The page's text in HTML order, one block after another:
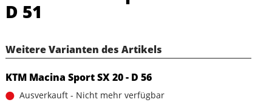
D 51
Weitere Varianten des Artikels
KTM Macina Sport SX 20 - D 56
Ausverkauft - Nicht mehr verfügbar